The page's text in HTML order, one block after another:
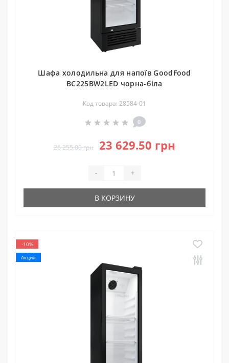
Шафа холодильна для напоїв GoodFood
BC225BW2LED чорна-біла
Код товара: 28584-01
0
26 255.00 грн 23 629.50 грн
- +
В КОРЗИНУ
-10%
Акция